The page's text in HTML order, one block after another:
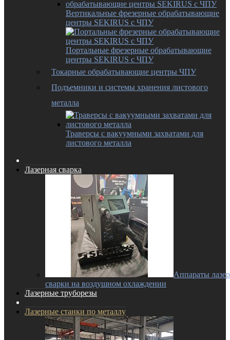
Вертикальные фрезерные обрабатывающие
центры SEKIRUS с ЧПУ
Портальные фрезерные обрабатывающие
центры SEKIRUS с ЧПУ
Токарные обрабатывающие центры ЧПУ
Подъемники и системы хранения листового
металла
Траверсы с вакуумными захватами для
листового металла
Лазерная сварка
Аппараты
сварки на воздушном охлаждении
Лазерные труборезы
Лазерные станки по металлу